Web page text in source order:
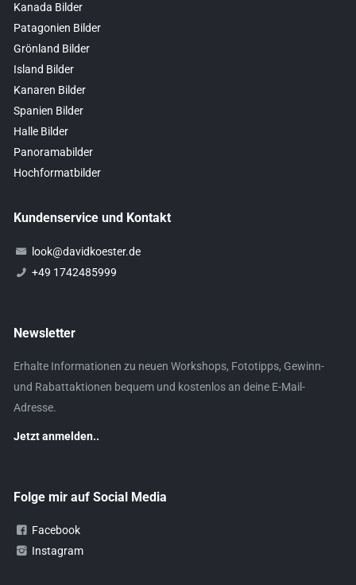
Kanada Bilder
Patagonien Bilder
Grönland Bilder
Island Bilder
Kanaren Bilder
Spanien Bilder
Halle Bilder
Panoramabilder
Hochformatbilder
Kundenservice und Kontakt
look@davidkoester.de
+49 1742485999
Newsletter
Erhalte Informationen zu neuen Workshops, Fototipps, Gewinn-
und Rabattaktionen bequem und kostenlos an deine E-Mail-
Adresse.
Jetzt anmelden..
Folge mir auf Social Media
Facebook
Instagram